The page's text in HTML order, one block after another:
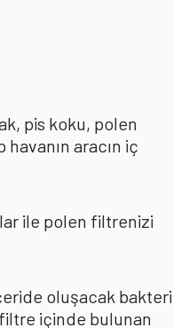
pis koku, polen
aracın iç
ile polen filtrenizi
oluşacak bakteri
filtre içinde bulunan